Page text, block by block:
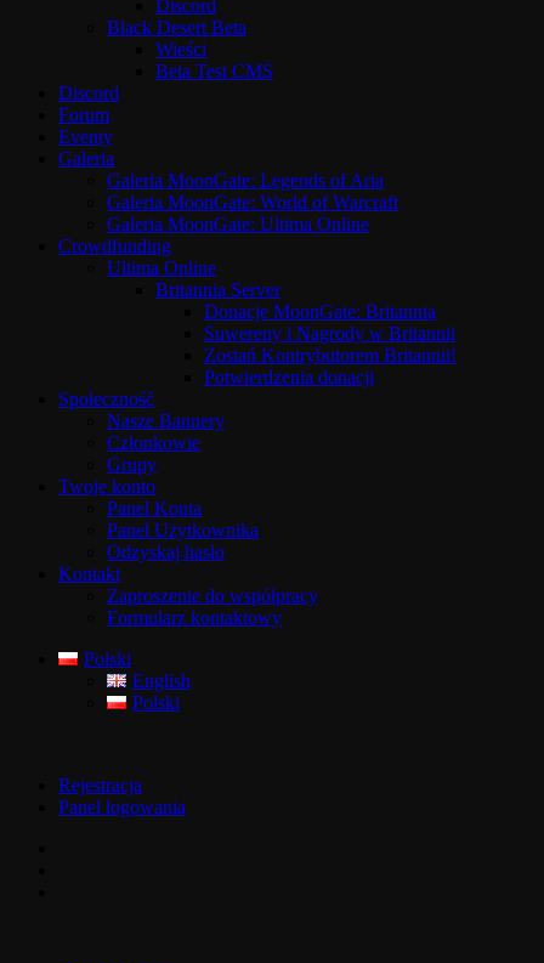
Discord
Black Desert Beta
Wieści
Beta Test CMS
Discord
Forum
Eventy
Galeria
Galeria MoonGate: Legends of Aria
Galeria MoonGate: World of Warcraft
Galeria MoonGate: Ultima Online
Crowdfunding
Ultima Online
Britannia Server
Donacje MoonGate: Britannia
Suwereny i Nagrody w Britannii
Zostań Kontrybutorem Britannii!
Potwierdzenia donacji
Społeczność
Nasze Bannery
Członkowie
Grupy
Twoje konto
Panel Konta
Panel Użytkownika
Odzyskaj hasło
Kontakt
Zaproszenie do współpracy
Formularz kontaktowy
Polski
English
Polski
Rejestracja
Panel logowania